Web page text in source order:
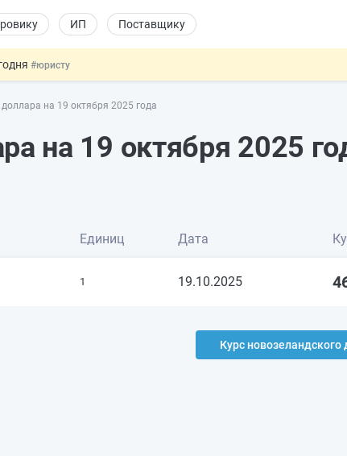
ИП Поставщику
#юристу
отношений #кадровику
на 19 октября 2025 года
на 19 октября 2025
Единиц Дата
1 19.10.2025
Курс